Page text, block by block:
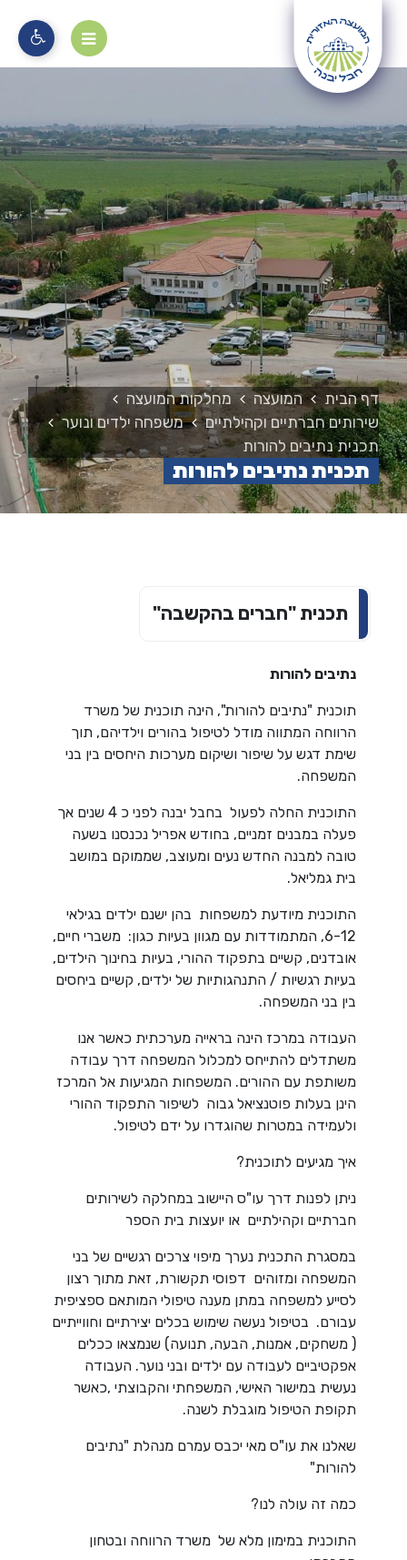
מוקד 106
דף הבית המועצה
מחלקות המועצה
שירותים חברתיים וקהילתיים
משפחה ילדים ונוער
תכנית נתיבים להורות
תכנית נתיבים להורות
תכנית "חברים בהקשבה"
נתיבים להורות
תוכנית "נתיבים להורות", הינה תוכנית של משרד
הרווחה המתווה מודל לטיפול בהורים וילדיהם, תוך
שימת דגש על שיפור ושיקום מערכות היחסים בין בני
המשפחה.
התוכנית החלה לפעול בחבל יבנה לפני כ 4 שנים אך
פעלה במבנים זמניים, בחודש אפריל נכנסנו בשעה
טובה למבנה החדש נעים ומעוצב, שממוקם במושב
בית גמליאל.
התוכנית מיודעת למשפחות בהן ישנם ילדים בגילאי
6-12, המתמודדות עם מגוון בעיות כגון: משברי חיים,
אובדנים, קשיים בתפקוד ההורי, בעיות בחינוך הילדים,
בעיות רגשיות / התנהגותיות של ילדים, קשיים ביחסים
בין בני המשפחה.
העבודה במרכז הינה בראייה מערכתית כאשר אנו
משתדלים להתייחס למכלול המשפחה דרך עבודה
משותפת עם ההורים. המשפחות המגיעות אל המרכז
הינן בעלות פוטנציאל גבוה לשיפור התפקוד ההורי
ולעמידה במטרות שהוגדרו על ידם לטיפול.
איך מגיעים לתוכנית?
ניתן לפנות דרך עו"ס היישוב במחלקה לשירותים
חברתיים וקהילתיים או יועצות בית הספר
במסגרת התכנית נערך מיפוי צרכים רגשיים של בני
המשפחה ומזוהים דפוסי תקשורת, זאת מתוך רצון
לסייע למשפחה במתן מענה טיפולי המותאם ספציפית
עבורם. בטיפול נעשה שימוש בכלים יצירתיים וחווייתיים
( משחקים, אמנות, הבעה, תנועה) שנמצאו ככלים
אפקטיביים לעבודה עם ילדים ובני נוער. העבודה
נעשית במישור האישי, המשפחתי והקבוצתי ,כאשר
תקופת הטיפול מוגבלת לשנה.
שאלנו את עו"ס מאי יכבס עמרם מנהלת "נתיבים
להורות"
כמה זה עולה לנו?
התוכנית במימון מלא של משרד הרווחה ובטחון